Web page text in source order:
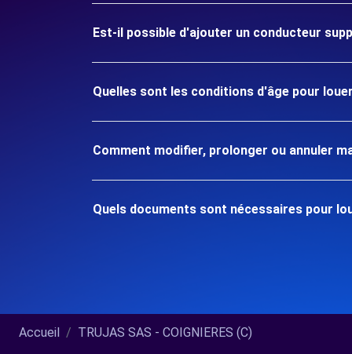
Est-il possible d'ajouter un conducteur
Quelles sont les conditions d'âge pour louer
Comment modifier, prolonger ou annuler
Quels documents sont nécessaires pour
Accueil TRUJAS SAS - COIGNIERES (C)